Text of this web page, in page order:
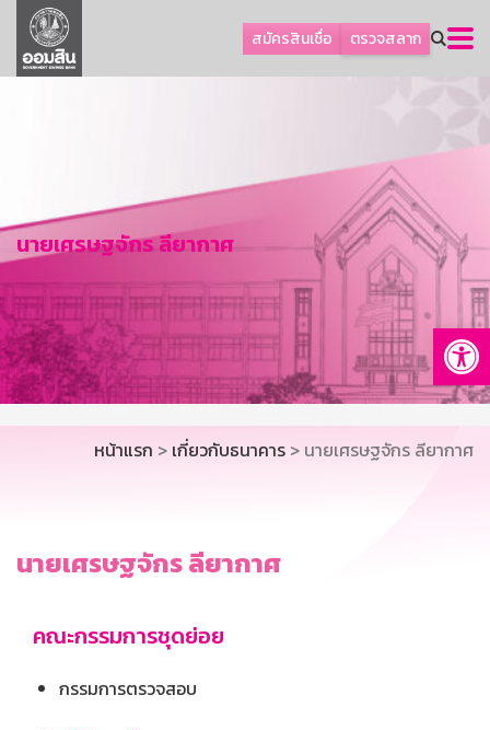
สมัครสินเชื่อ ตรวจสลาก
ลูกค้าธุรกิจ
ลูกค้าผู้ประกอบรายย่อย
การพัฒนาที่ยั่งยืน
ข่าวสาร
บริการทางการเงิน
อื่นๆ
ติดต่อเรา
บริการออนไลน์
TH
EN
นายเศรษฐจักร ลียากาศ
หน้าแรก > เกี่ยวกับธนาคาร > นายเศรษฐจักร ลียากาศ
นายเศรษฐจักร ลียากาศ
คณะกรรมการชุดย่อย
กรรมการตรวจสอบ